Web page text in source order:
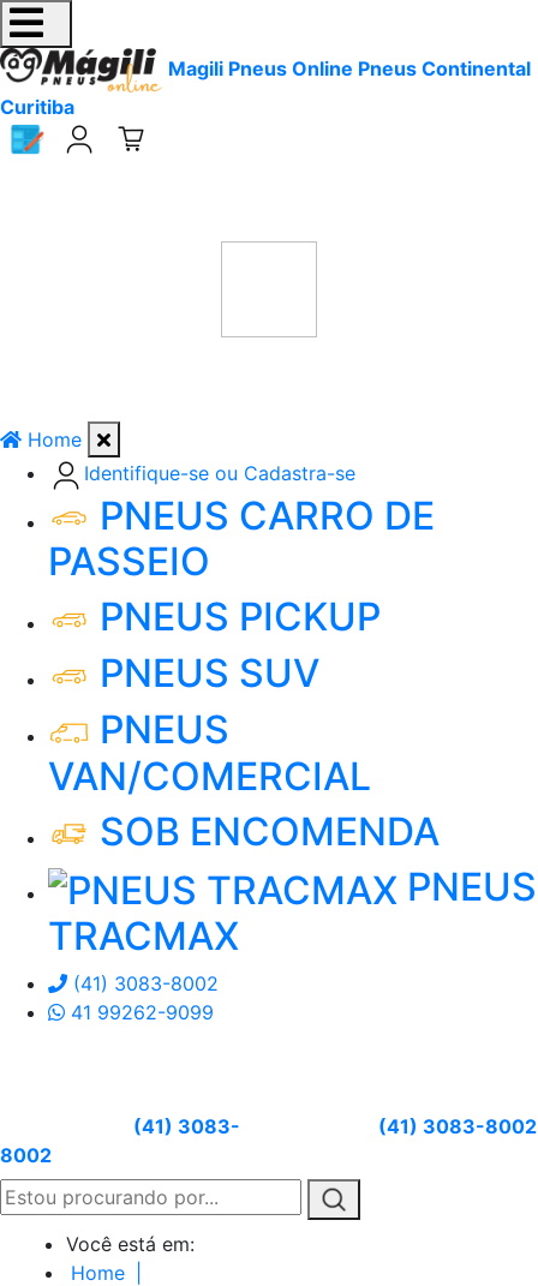
Magili Pneus Online Pneus Continental
Curitiba
Home
Identifique-se ou Cadastra-se
PNEUS CARRO DE
PASSEIO
PNEUS PICKUP
PNEUS SUV
PNEUS
VAN/COMERCIAL
SOB ENCOMENDA
PNEUS
TRACMAX
(41) 3083-8002
41 99262-9099
(41) 3083-
8002
(41) 3083-8002
Você está em:
Home